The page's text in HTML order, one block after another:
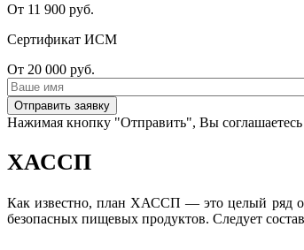
От 11 900 руб.
Сертификат ИСМ
От 20 000 руб.
Нажимая кнопку "Отправить", Вы соглашаетесь
ХАССП
Как известно, план ХАССП — это целый ряд
безопасных пищевых продуктов. Следует